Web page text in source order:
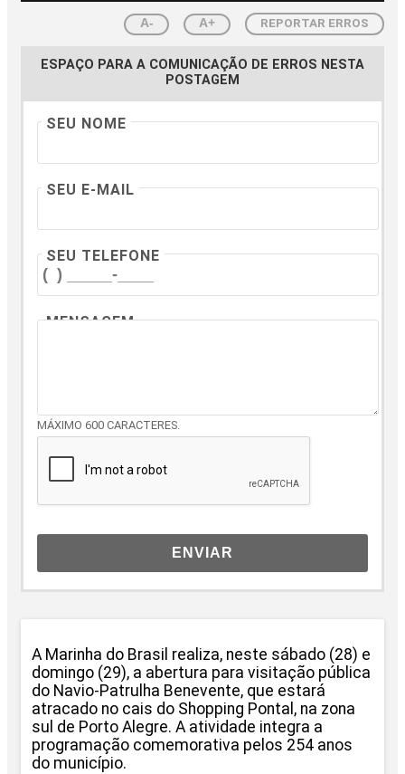
A- A+ REPORTAR ERROS
ESPAÇO PARA A COMUNICAÇÃO DE ERROS NESTA
POSTAGEM
SEU NOME
SEU E-MAIL
SEU TELEFONE
MENSAGEM
MÁXIMO 600 CARACTERES.
ENVIAR
A Marinha do Brasil realiza, neste sábado (28) e
domingo (29), a abertura para visitação pública
do Navio-Patrulha Benevente, que estará
atracado no cais do Shopping Pontal , na zona
sul de Porto Alegre. A atividade integra a
programação comemorativa pelos 254 anos
do município.